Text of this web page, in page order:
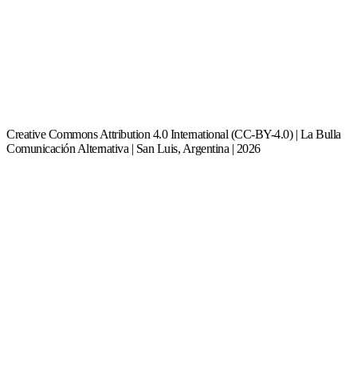
Creative Commons Attribution 4.0 International (CC-BY-4.0) | La Bulla
Comunicación Alternativa | San Luis, Argentina | 2026